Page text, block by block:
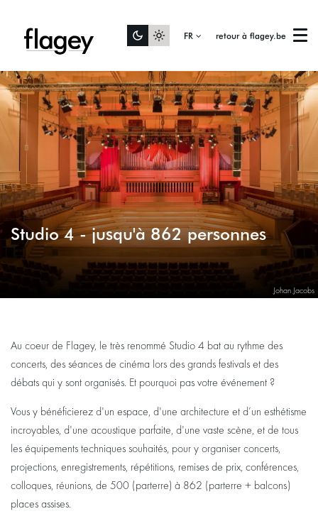
FR retour à flagey.be Menu
Johan Jacobs
Studio 4 - jusqu'à 862 personnes
Au coeur de Flagey, le très renommé Studio 4 bat au rythme des
concerts, des séances de cinéma lors des grands festivals et des
débats qui y sont organisés. Et pourquoi pas votre événement ?
Vous y bénéficierez d'un espace, d'une architecture et d’un esthétisme
incroyables, d'une acoustique parfaite, d'une vaste scène, et de tous
les équipements techniques souhaités, pour y organiser concerts,
projections, enregistrements, répétitions, remises de prix, conférences,
colloques, réunions, de 500 (parterre) à 862 (parterre + balcons)
places assises.